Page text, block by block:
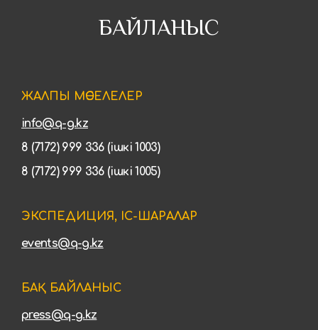
БАЙЛАНЫС
ЖАЛПЫ МӘСЕЛЕЛЕР
info@q-g.kz
8 (7172) 999 336 (ішкі 1003)
8 (7172) 999 336 (ішкі 1005)
ЭКСПЕДИЦИЯ, ІС-ШАРАЛАР
events@q-g.kz
БАҚ БАЙЛАНЫС
press@q-g.kz